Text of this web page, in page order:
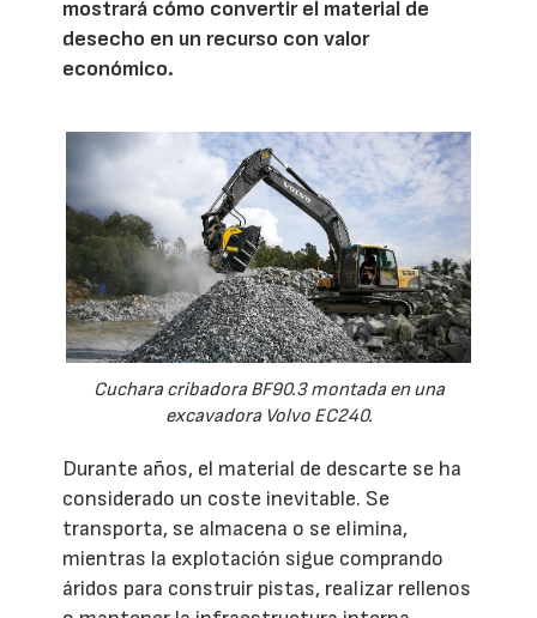
mostrará cómo convertir el material de
desecho en un recurso con valor
económico.
Cuchara cribadora BF90.3 montada en una
excavadora Volvo EC240.
Durante años, el material de descarte se ha
considerado un coste inevitable. Se
transporta, se almacena o se elimina,
mientras la explotación sigue comprando
áridos para construir pistas, realizar rellenos